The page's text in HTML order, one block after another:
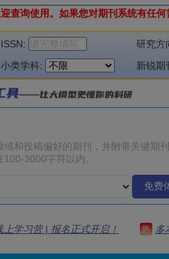
查询使用。 如果您对期刊系统有任
ISSN: 研究方
小类学科: 新锐期
免费
学习营 | 报名正式开启！ 热 多